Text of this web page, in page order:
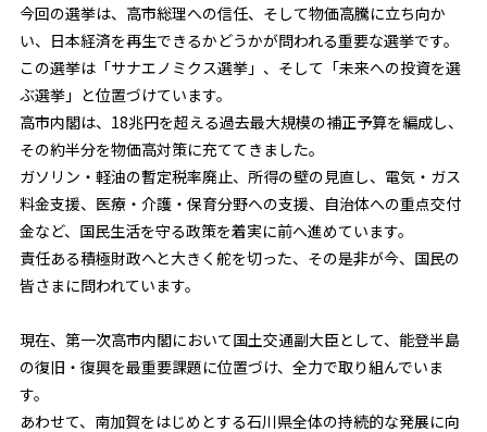
今回の選挙は、高市総理への信任、そして物価高騰に立ち向か
い、日本経済を再生できるかどうかが問われる重要な選挙です。
この選挙は「サナエノミクス選挙」、そして「未来への投資を選
ぶ選挙」と位置づけています。
高市内閣は、18兆円を超える過去最大規模の補正予算を編成し、
その約半分を物価高対策に充ててきました。
ガソリン・軽油の暫定税率廃止、所得の壁の見直し、電気・ガス
料金支援、医療・介護・保育分野への支援、自治体への重点交付
金など、国民生活を守る政策を着実に前へ進めています。
責任ある積極財政へと大きく舵を切った、その是非が今、国民の
皆さまに問われています。
現在、第一次高市内閣において国土交通副大臣として、能登半島
の復旧・復興を最重要課題に位置づけ、全力で取り組んでいま
す。
あわせて、南加賀をはじめとする石川県全体の持続的な発展に向